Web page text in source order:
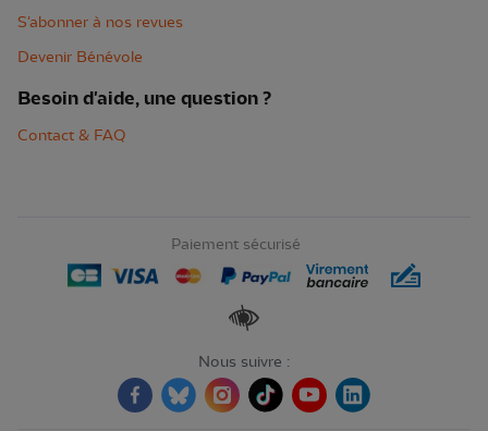
S'abonner à nos revues
Devenir Bénévole
Besoin d'aide, une question ?
Contact & FAQ
Paiement sécurisé
Renforcer les contrastes
Nous suivre :